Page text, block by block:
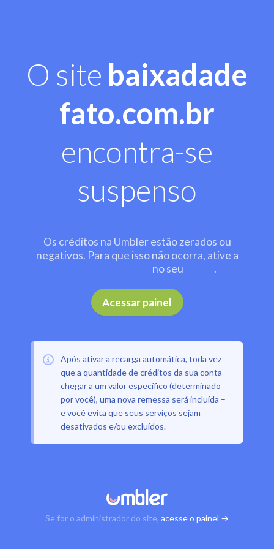
O site baixadade
fato.com.br
encontra-se
suspenso
Os créditos na Umbler estão zerados ou
negativos. Para que isso não ocorra, ative a
no seu .
Acessar painel
Após ativar a recarga automática, toda vez
que a quantidade de créditos da sua conta
chegar a um valor específico (determinado
por você), uma nova remessa será incluída –
e você evita que seus serviços sejam
desativados e/ou excluídos.
Se for o administrador do site, acesse o painel →